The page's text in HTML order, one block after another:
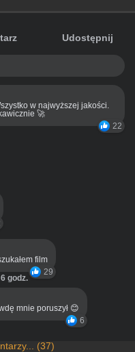
Udostępnij
w najwyższej jakości.
🚀
22
film
29
6 godz.
mnie poruszył 😊
6
(37)